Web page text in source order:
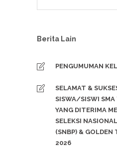
Berita Lain
PENGUMUMAN
SELAMAT &
SISWA/SISWI SMA
YANG DITERIMA
SELEKSI
(SNBP) & GOLDEN
2026